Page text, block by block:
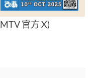
官方 X)